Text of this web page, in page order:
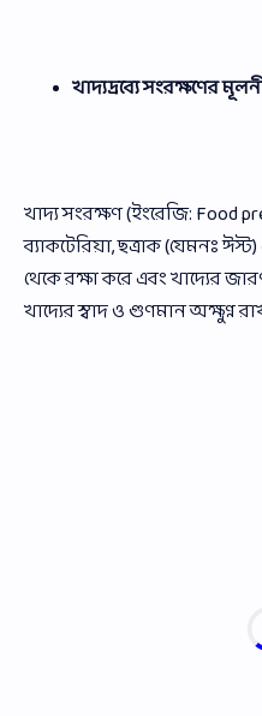
খাদ্যদ্রব্যে সংরক্ষণের
খাদ্য সংরক্ষণ (ইংরেজি: Food
ব্যাকটেরিয়া, ছত্রাক (যেমনঃ
থেকে রক্ষা করে এবং খাদ্যের
খাদ্যের স্বাদ ও গুণমান অক্ষুণ্ন